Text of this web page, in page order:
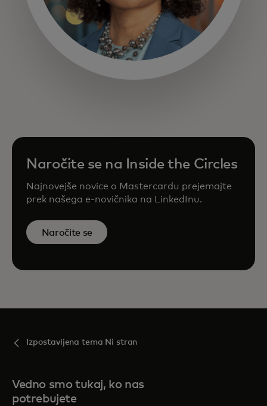
opens in a new tab
Naročite se na Inside the Circles
Najnovejše novice o Mastercardu prejemajte
prek našega e-novičnika na LinkedInu.
Naročite se
Izpostavljena tema Ni stran
Vedno smo tukaj, ko nas
potrebujete